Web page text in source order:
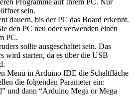
sein.
dauern, bis der PC das Board erkennt.
den PC neu oder verwenden einen
PC.
sollte ausgeschaltet sein. Das
wird starten, da es über die USB
Menü in Arduino IDE die Schaltfläche
die folgenden Parameter ein:
und dann “Arduino Mega or Mega